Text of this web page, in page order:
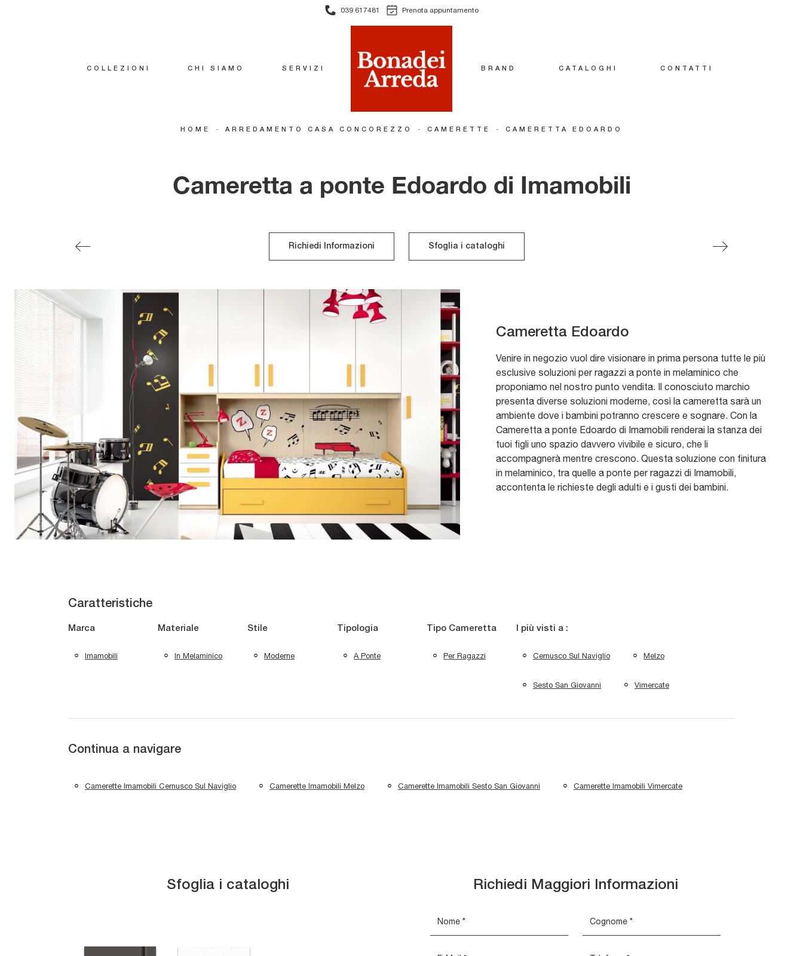
039 617481 Prenota appuntamento
COLLEZIONI CHI SIAMO SERVIZI BRAND CATALOGHI CONTATTI
HOME - ARREDAMENTO CASA CONCOREZZO - CAMERETTE - CAMERETTA EDOARDO
Cameretta a ponte Edoardo di Imamobili
Richiedi Informazioni Sfoglia i cataloghi
Cameretta Edoardo
Venire in negozio vuol dire visionare in prima persona tutte le più
esclusive soluzioni per ragazzi a ponte in melaminico che
proponiamo nel nostro punto vendita. Il conosciuto marchio
presenta diverse soluzioni moderne, così la cameretta sarà un
ambiente dove i bambini potranno crescere e sognare. Con la
Cameretta a ponte Edoardo di Imamobili renderai la stanza dei
tuoi figli uno spazio davvero vivibile e sicuro, che li
accompagnerà mentre crescono. Questa soluzione con finitura
in melaminico, tra quelle a ponte per ragazzi di Imamobili,
accontenta le richieste degli adulti e i gusti dei bambini.
Caratteristiche
Marca
Imamobili
Materiale
In Melaminico
Stile
Moderne
Tipologia
A Ponte
Tipo Cameretta
Per Ragazzi
I più visti a :
Cernusco Sul Naviglio Melzo
Sesto San Giovanni Vimercate
Continua a navigare
Camerette Imamobili Cernusco Sul Naviglio Camerette Imamobili Melzo Camerette Imamobili Sesto San Giovanni Camerette Imamobili Vimercate
Sfoglia i cataloghi Richiedi Maggiori Informazioni